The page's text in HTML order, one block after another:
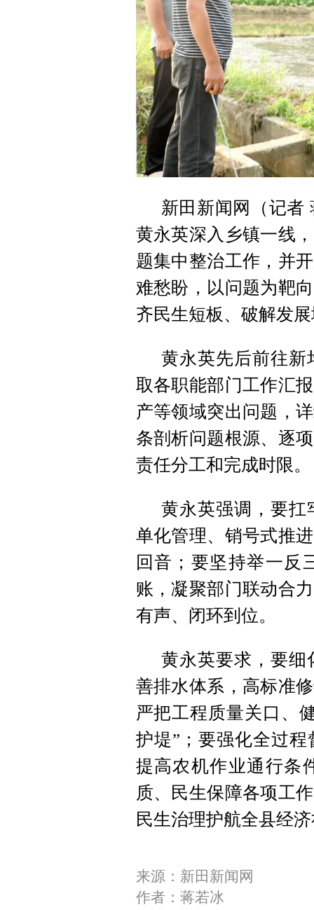
新田新闻网（记者
黄永英深入乡镇一线
题集中整治工作，并
难愁盼，以问题为靶
齐民生短板、破解发
黄永英先后前往新
取各职能部门工作汇
产等领域突出问题，
条剖析问题根源、逐
责任分工和完成时限。
黄永英强调，要扛
单化管理、销号式推
回音；要坚持举一反
账，凝聚部门联动合
有声、闭环到位。
黄永英要求，要细
善排水体系，高标准
严把工程质量关口、
护堤”；要强化全过
提高农机作业通行条
质、民生保障各项工
民生治理护航全县经
来源：新田新闻网
作者：蒋若冰